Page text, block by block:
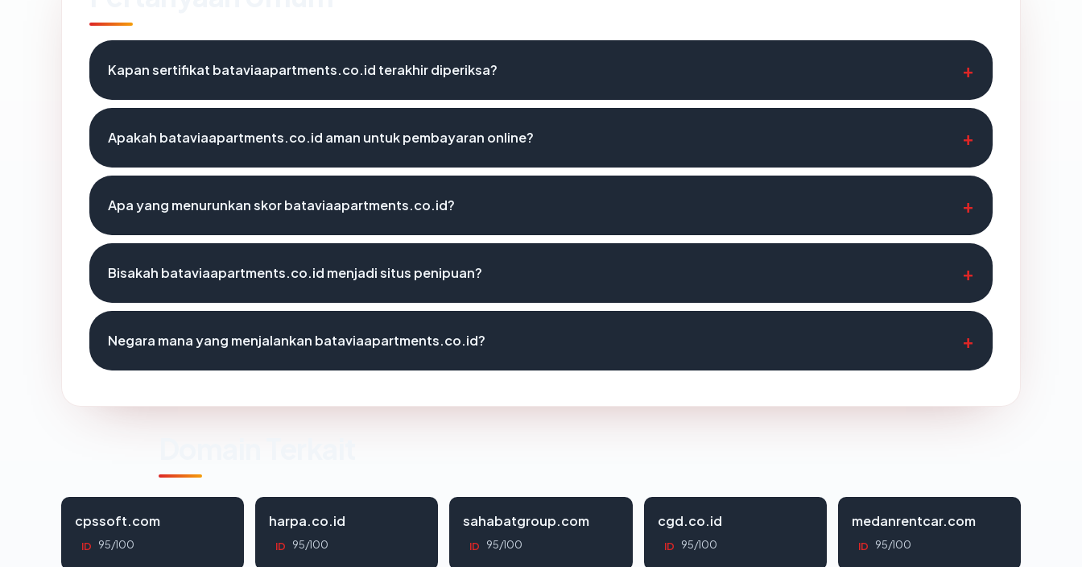
Kapan sertifikat bataviaapartments.co.id terakhir diperiksa?
Apakah bataviaapartments.co.id aman untuk pembayaran online?
Apa yang menurunkan skor bataviaapartments.co.id?
Bisakah bataviaapartments.co.id menjadi situs penipuan?
Negara mana yang menjalankan bataviaapartments.co.id?
cpssoft.com
ID 95/100
harpa.co.id
ID 95/100
sahabatgroup.com
ID 95/100
cgd.co.id
ID 95/100
medanrentcar.com
ID 95/100